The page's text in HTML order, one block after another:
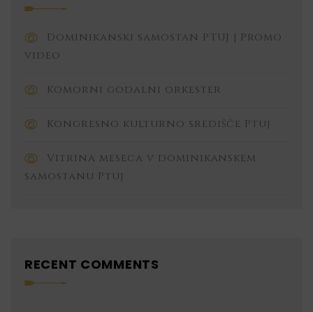
Dominikanski samostan PTUJ | Promo
video
Komorni godalni orkester
Kongresno kulturno središče Ptuj
Vitrina meseca v dominikanskem
samostanu Ptuj
RECENT COMMENTS